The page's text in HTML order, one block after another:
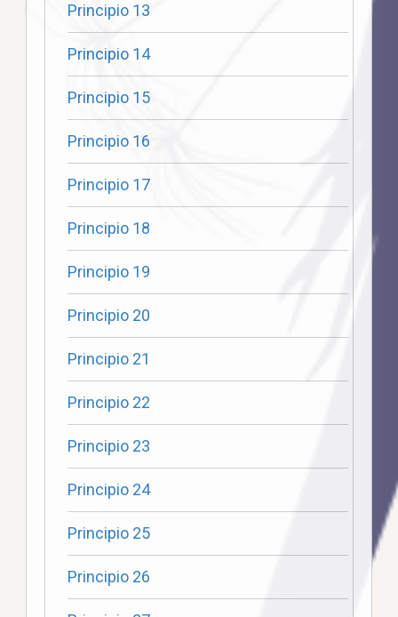
Principio 13
Principio 14
Principio 15
Principio 16
Principio 17
Principio 18
Principio 19
Principio 20
Principio 21
Principio 22
Principio 23
Principio 24
Principio 25
Principio 26